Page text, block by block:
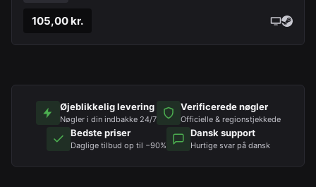
105,00 kr.
Øjeblikkelig levering
Nøgler i din indbakke 24/7
Verificerede nøgler
Officielle & regionstjekkede
Bedste priser
Daglige tilbud op til −90%
Dansk support
Hurtige svar på dansk